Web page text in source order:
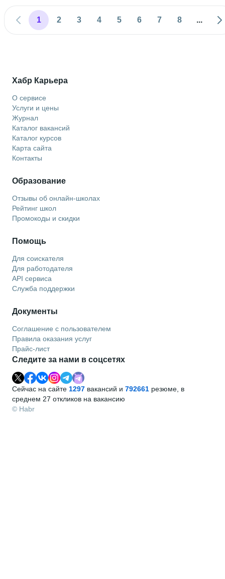
1 2 3 4 5 6 7 8 ...
Хабр Карьера
О сервисе
Услуги и цены
Журнал
Каталог вакансий
Каталог курсов
Карта сайта
Контакты
Образование
Отзывы об онлайн-школах
Рейтинг школ
Промокоды и скидки
Помощь
Для соискателя
Для работодателя
API сервиса
Служба поддержки
Документы
Соглашение с пользователем
Правила оказания услуг
Прайс-лист
Следите за нами в соцсетях
Сейчас на сайте 1297 вакансий и 792661 резюме, в
среднем 27 откликов на вакансию
© Habr